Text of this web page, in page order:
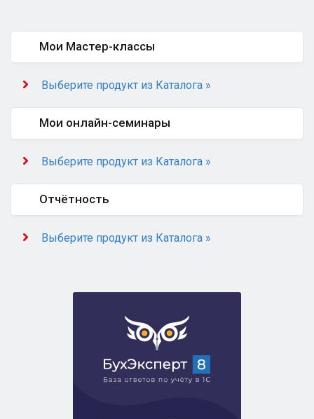
Мои Мастер-классы
Выберите продукт из Каталога »
Мои онлайн-семинары
Выберите продукт из Каталога »
Отчётность
Выберите продукт из Каталога »